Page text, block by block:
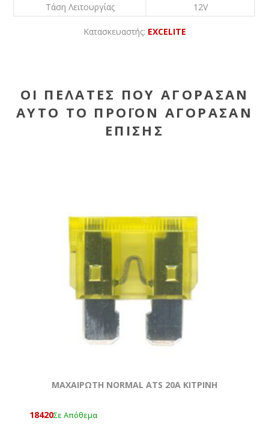
Τάση Λειτουργίας
12V
Κατασκευαστής: EXCELITE
ΟΙ ΠΕΛΆΤΕΣ ΠΟΥ ΑΓΌΡΑΣΑΝ
ΑΥΤΌ ΤΟ ΠΡΟΪΌΝ ΑΓΌΡΑΣΑΝ
ΕΠΊΣΗΣ
ΜΑΧΑΙΡΩΤΗ NORMAL ATS 20A ΚΙΤΡΙΝΗ
18420Σε Απόθεμα